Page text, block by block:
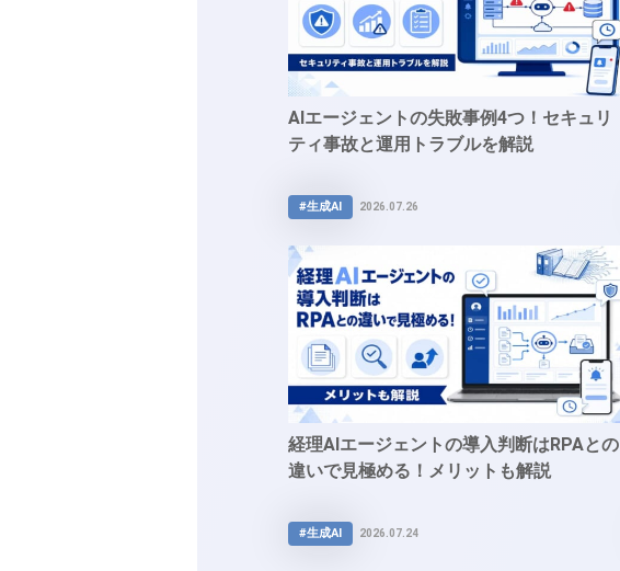
AIエージェントの失敗事例4つ！セキュリ
ティ事故と運用トラブルを解説
#生成AI 2026.07.26
経理AIエージェントの導入判断はRPAとの
違いで見極める！メリットも解説
#生成AI 2026.07.24